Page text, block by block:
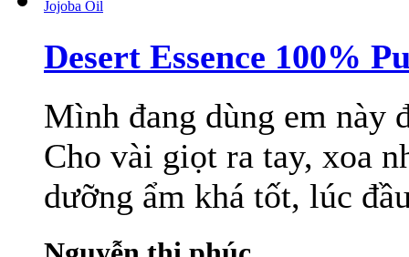
Desert Essence 100%
Mình đang dùng em này
Cho vài giọt ra tay, xoa
dưỡng ẩm khá tốt, lúc